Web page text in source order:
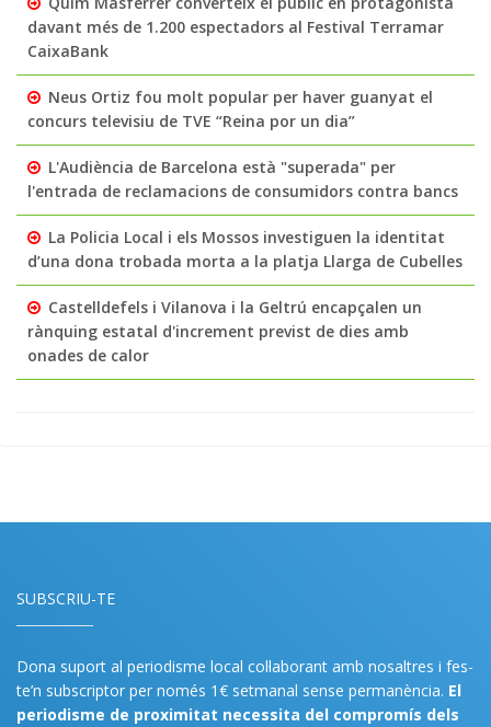
davant més de 1.200 espectadors al Festival Terramar
CaixaBank
Neus Ortiz fou molt popular per haver guanyat el
concurs televisiu de TVE “Reina por un dia”
L'Audiència de Barcelona està "superada" per
l'entrada de reclamacions de consumidors contra bancs
La Policia Local i els Mossos investiguen la identitat
d’una dona trobada morta a la platja Llarga de Cubelles
Castelldefels i Vilanova i la Geltrú encapçalen un
rànquing estatal d'increment previst de dies amb
onades de calor
SUBSCRIU-TE
Dona suport al periodisme local col·laborant amb nosaltres i fes-
te’n subscriptor per només 1€ setmanal sense permanència. El
periodisme de proximitat necessita del compromís dels